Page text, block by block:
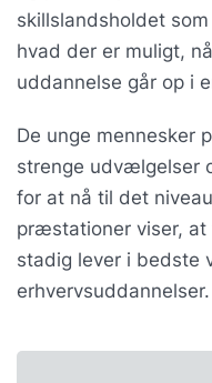
skillslandsholdet
hvad der er muligt,
uddannelse går op i
De unge mennesker
strenge udvælgelser
for at nå til det
præstationer viser,
stadig lever i bedste
erhvervsuddannelser.